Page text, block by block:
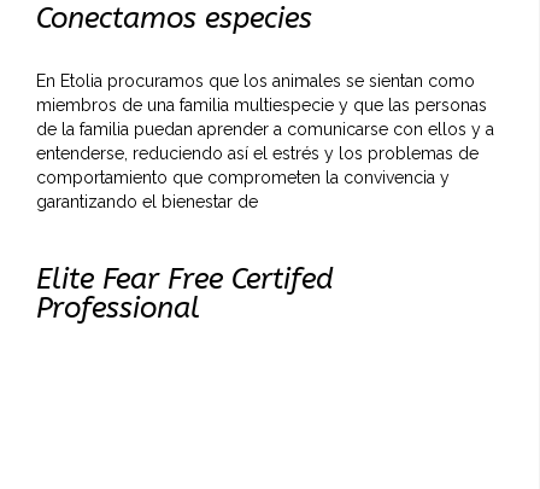
Conectamos especies
En Etolia procuramos que los animales se sientan como
miembros de una familia multiespecie y que las personas
de la familia puedan aprender a comunicarse con ellos y a
entenderse, reduciendo así el estrés y los problemas de
comportamiento que comprometen la convivencia y
garantizando el bienestar de
Elite Fear Free Certifed
Professional